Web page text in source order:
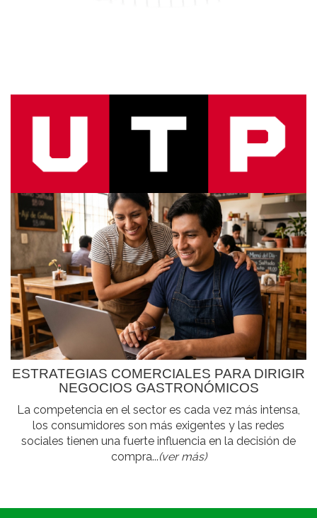
ESTRATEGIAS COMERCIALES PARA DIRIGIR
NEGOCIOS GASTRONÓMICOS
La competencia en el sector es cada vez más intensa,
los consumidores son más exigentes y las redes
sociales tienen una fuerte influencia en la decisión de
compra...(ver más)